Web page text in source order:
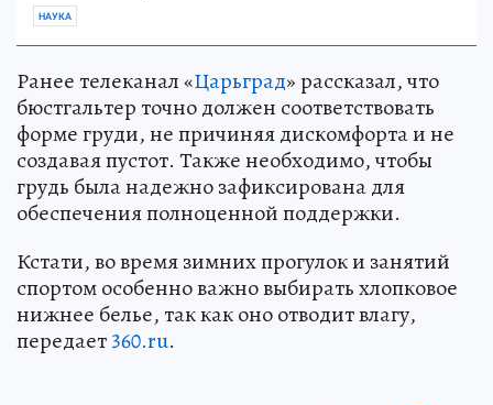
НАУКА
Ранее телеканал «Царьград» рассказал, что
бюстгальтер точно должен соответствовать
форме груди, не причиняя дискомфорта и не
создавая пустот. Также необходимо, чтобы
грудь была надежно зафиксирована для
обеспечения полноценной поддержки.
Кстати, во время зимних прогулок и занятий
спортом особенно важно выбирать хлопковое
нижнее белье, так как оно отводит влагу,
передает360.ru.